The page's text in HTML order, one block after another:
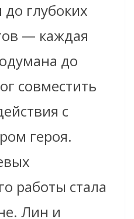
глубоких
— каждая
до
совместить
с
героя.
работы стала
Лин и